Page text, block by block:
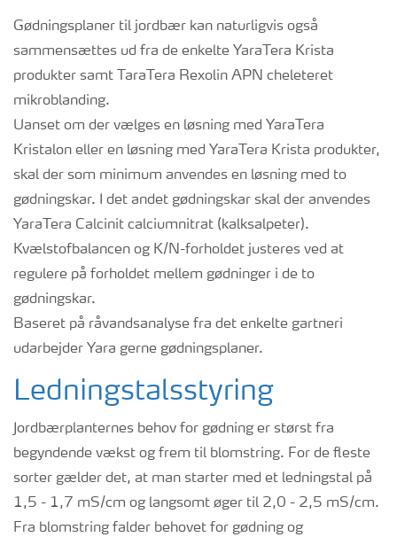
Gødningsplaner til jordbær kan naturligvis også
sammensættes ud fra de enkelte YaraTera Krista
produkter samt TaraTera Rexolin APN cheleteret
mikroblanding.
Uanset om der vælges en løsning med YaraTera
Kristalon eller en løsning med YaraTera Krista produkter,
skal der som minimum anvendes en løsning med to
gødningskar. I det andet gødningskar skal der anvendes
YaraTera Calcinit calciumnitrat (kalksalpeter).
Kvælstofbalancen og K/N-forholdet justeres ved at
regulere på forholdet mellem gødninger i de to
gødningskar.
Baseret på råvandsanalyse fra det enkelte gartneri
udarbejder Yara gerne gødningsplaner.
Ledningstalsstyring
Jordbærplanternes behov for gødning er størst fra
begyndende vækst og frem til blomstring. For de fleste
sorter gælder det, at man starter med et ledningstal på
1,5 - 1,7 mS/cm og langsomt øger til 2,0 - 2,5 mS/cm.
Fra blomstring falder behovet for gødning og